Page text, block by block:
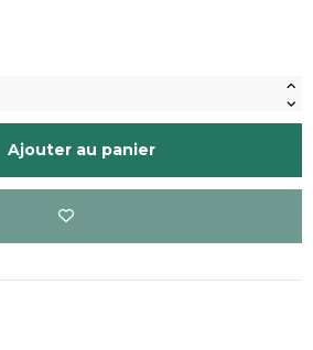
Ajouter au panier